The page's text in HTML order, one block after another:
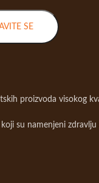
SE
proizvoda visokog
su namenjeni zdravlju